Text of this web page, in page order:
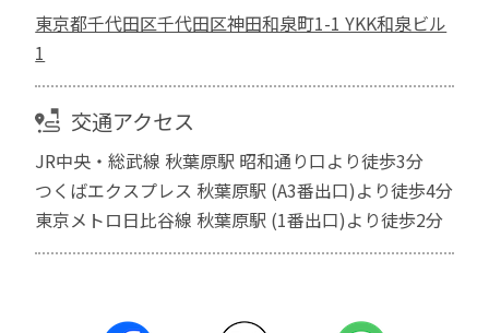
東京都千代田区千代田区神田和泉町1-1 YKK和泉ビル
1
交通アクセス
JR中央・総武線 秋葉原駅 昭和通り口より徒歩3分
つくばエクスプレス 秋葉原駅 (A3番出口)より徒歩4分
東京メトロ日比谷線 秋葉原駅 (1番出口)より徒歩2分